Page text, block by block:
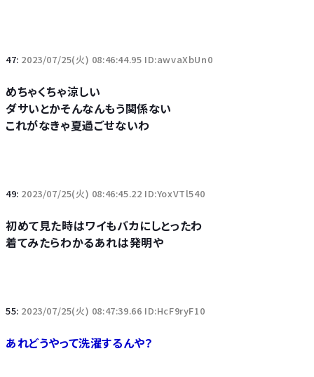
47: 2023/07/25(火) 08:46:44.95 ID:awvaXbUn0
めちゃくちゃ涼しい
ダサいとかそんなんもう関係ない
これがなきゃ夏過ごせないわ
49: 2023/07/25(火) 08:46:45.22 ID:YoxVTl540
初めて見た時はワイもバカにしとったわ
着てみたらわかるあれは発明や
55: 2023/07/25(火) 08:47:39.66 ID:HcF9ryF10
あれどうやって洗濯するんや？